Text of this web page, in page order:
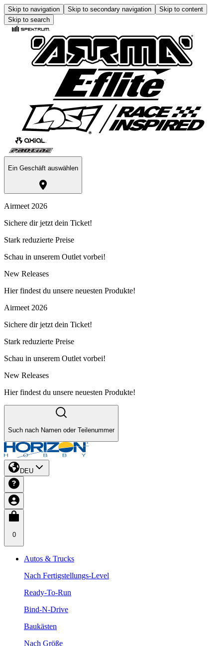
Skip to navigation Skip to secondary navigation
Skip to content
Skip to search
Ein Geschäft auswählen
Airmeet 2026
Sichere dir jetzt dein Ticket!
Stark reduzierte Preise
Schau in unserem Outlet vorbei!
New Releases
Hier findest du unsere neuesten Produkte!
Airmeet 2026
Sichere dir jetzt dein Ticket!
Stark reduzierte Preise
Schau in unserem Outlet vorbei!
New Releases
Hier findest du unsere neuesten Produkte!
Such nach Namen oder Teilenummer
DEU
0
Autos & Trucks
Nach Fertigstellungs-Level
Ready-To-Run
Bind-N-Drive
Baukästen
Nach Größe